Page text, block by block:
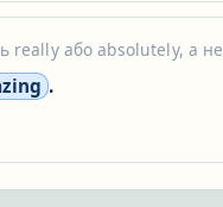
really або absolutely, а
.